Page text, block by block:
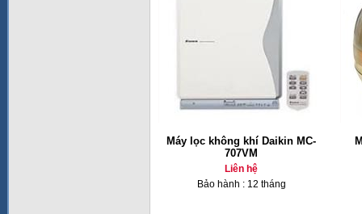
Máy lọc không khí Daikin MC-
707VM
Liên hệ
Bảo hành : 12 tháng